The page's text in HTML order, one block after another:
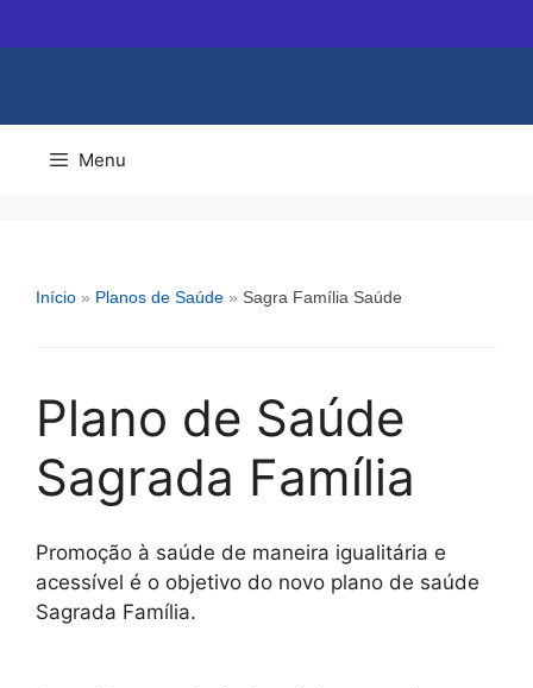
para
Menu
Início » Planos de Saúde » Sagra Família Saúde
Plano de Saúde
Sagrada Família
Promoção à saúde de maneira igualitária e
acessível é o objetivo do novo plano de saúde
Sagrada Família.